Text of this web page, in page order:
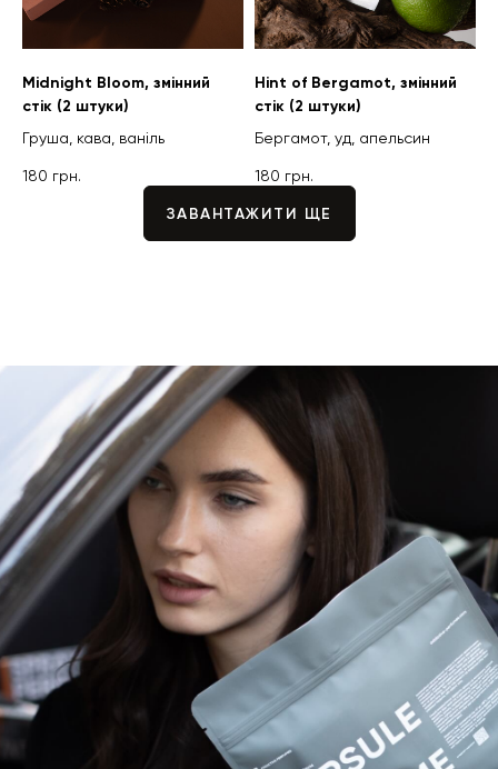
Midnight Bloom, змінний
стік (2 штуки)
Груша, кава, ваніль
180 грн.
Hint of Bergamot, змінний
стік (2 штуки)
Бергамот, уд, апельсин
180 грн.
ЗАВАНТАЖИТИ ЩЕ